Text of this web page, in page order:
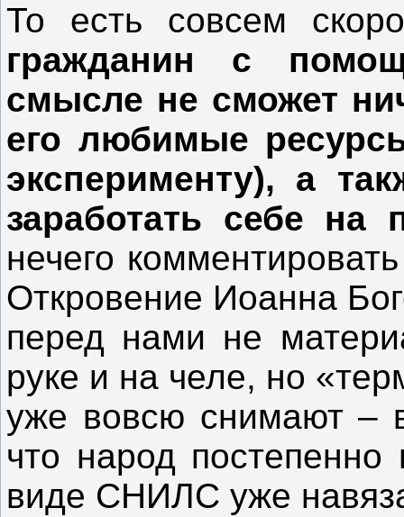
То есть совсем
гражданин с
смысле не сможет
его любимые
эксперименту), а
заработать себе на
нечего
Откровение Иоанна
перед нами не
руке и на челе, но
уже вовсю снимают –
что народ
виде СНИЛС уже